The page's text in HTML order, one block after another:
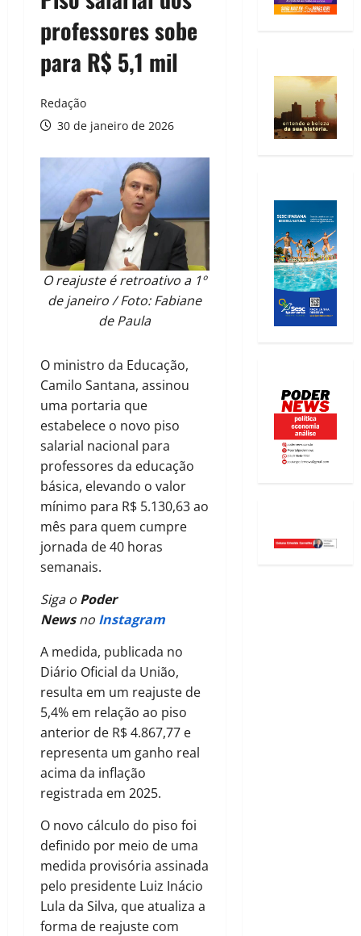
professores sobe
para R$ 5,1 mil
Redação
30 de janeiro de 2026
O reajuste é retroativo a 1º
de janeiro / Foto: Fabiane
de Paula
O ministro da Educação,
Camilo Santana, assinou
uma portaria que
estabelece o novo piso
salarial nacional para
professores da educação
básica, elevando o valor
mínimo para R$ 5.130,63 ao
mês para quem cumpre
jornada de 40 horas
semanais.
Siga o Poder
Newsno Instagram
A medida, publicada no
Diário Oficial da União,
resulta em um reajuste de
5,4% em relação ao piso
anterior de R$ 4.867,77 e
representa um ganho real
acima da inflação
registrada em 2025.
O novo cálculo do piso foi
definido por meio de uma
medida provisória assinada
pelo presidente Luiz Inácio
Lula da Silva, que atualiza a
forma de reajuste com